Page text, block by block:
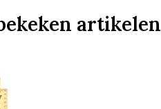
artikelen